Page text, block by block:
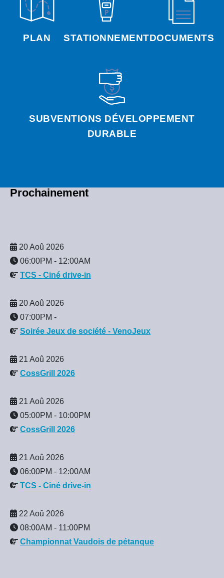
PLAN STATIONNEMENTDOCUMENTS
SUBVENTIONS DÉVELOPPEMENT
DURABLE
Prochainement
20 Aoû 2026
06:00PM - 12:00AM
TCS - Ciné drive-in
20 Aoû 2026
07:00PM -
Soirée Jeux de société - VenoJeux
21 Aoû 2026
CossGrill 2026
21 Aoû 2026
05:00PM - 10:00PM
CossGrill 2026
21 Aoû 2026
06:00PM - 12:00AM
TCS - Ciné drive-in
22 Aoû 2026
08:00AM - 11:00PM
Championnat Vaudois de pétanque